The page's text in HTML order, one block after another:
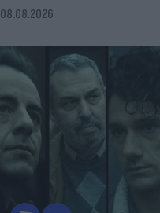
08.08.2026